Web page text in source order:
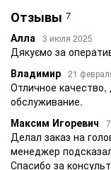
Отзывы 7
Алла 3 июля 2025
Дякуємо за
Владимир 21
Отличное
обслуживание.
Максим Игоревич
Делал заказ на
менеджер
Спасибо за